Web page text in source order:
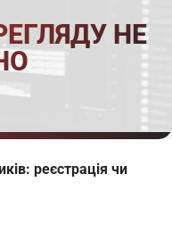
НЕ
реєстрація чи